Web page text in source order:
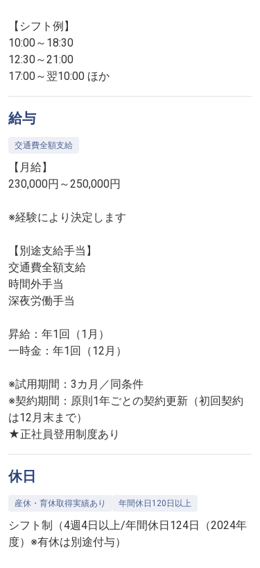
【シフト例】
10:00～18:30
12:30～21:00
17:00～翌10:00 ほか
給与
交通費全額支給
【月給】
230,000円～250,000円
※経験により決定します
【別途支給手当】
交通費全額支給
時間外手当
深夜労働手当
昇給：年1回（1月）
一時金：年1回（12月）
※試用期間：3カ月／同条件
※契約期間：原則1年ごとの契約更新（初回契約
は12月末まで）
★正社員登用制度あり
休日
産休・育休取得実績あり 年間休日120日以上
シフト制（4週4日以上/年間休日124日（2024年
度）※有休は別途付与）